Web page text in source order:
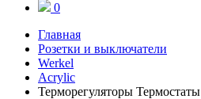
0
Главная
Розетки и выключатели
Werkel
Acrylic
Терморегуляторы Термостаты